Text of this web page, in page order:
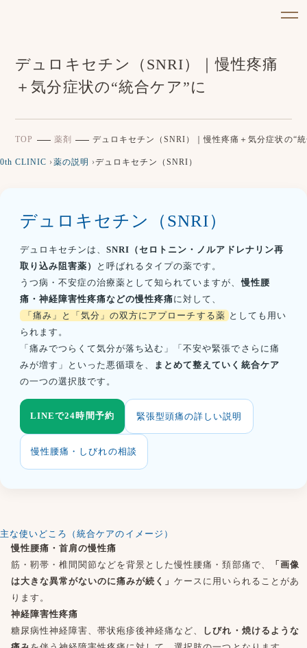
デュロキセチン（SNRI）｜慢性疼痛
＋気分症状の“統合ケア”に
TOP 薬剤 デュロキセチン（SNRI）｜慢性疼痛＋気分症状の“
0th CLINIC › 薬の説明 ›デュロキセチン（SNRI）
デュロキセチン（SNRI）
デュロキセチンは、 SNRI（セロトニン・ノルアドレナリン再
取り込み阻害薬）
と呼ばれるタイプの薬です。
うつ病・不安症の治療薬として知られていますが、慢性腰
痛・神経障害性疼痛などの慢性疼痛に対して、
「痛み」と「気分」の双方にアプローチする薬 としても用い
られます。
「痛みでつらくて気分が落ち込む」「不安や緊張でさらに痛
みが増す」といった悪循環を、
まとめて整えていく統合ケア
の一つの選択肢です。
LINEで24時間予約 緊張型頭痛の詳しい説明
慢性腰痛・しびれの相談
主な使いどころ（統合ケアのイメージ）
慢性腰痛・首肩の慢性痛
筋・靭帯・椎間関節などを背景とした慢性腰痛・頚部痛で、
「画像
は大きな異常がないのに痛みが続く」ケースに用いられることがあ
ります。
神経障害性疼痛
糖尿病性神経障害、帯状疱疹後神経痛など、
しびれ・焼けるような